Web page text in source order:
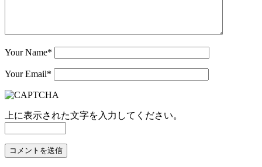
Your Name*
Your Email*
上に表示された文字を入力してください。